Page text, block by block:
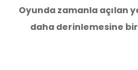
Oyunda zamanla açılan
daha derinlemesine